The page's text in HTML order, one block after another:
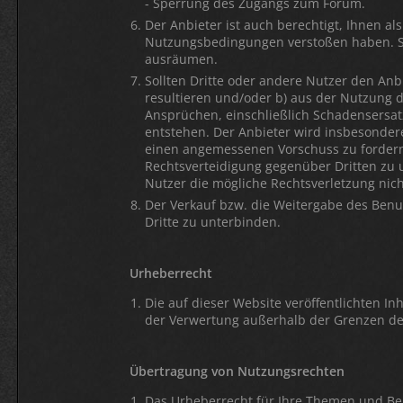
Der Anbieter ist auch berechtigt, Ihnen
Nutzungsbedingungen verstoßen haben.
ausräumen.
Sollten Dritte oder andere Nutzer den
resultieren und/oder b) aus der Nutzung
Ansprüchen, einschließlich
entstehen. Der Anbieter wird
einen angemessenen Vorschuss zu
Rechtsverteidigung gegenüber Dritten
Nutzer die mögliche Rechtsverletzung
Der Verkauf bzw. die Weitergabe des
Dritte zu unterbinden.
Urheberrecht
Die auf dieser Website veröffentlichten
der Verwertung außerhalb der Grenzen
Übertragung von Nutzungsrechten